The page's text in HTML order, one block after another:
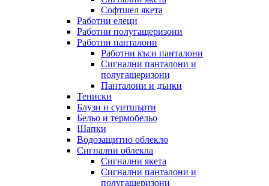
Софтшел якета
Работни елеци
Работни полугащеризони
Работни панталони
Работни къси панталони
Сигнални панталони и
полугащеризони
Панталони и дънки
Тениски
Блузи и суитшърти
Бельо и термобельо
Шапки
Водозащитно облекло
Сигнални облекла
Сигнални якета
Сигнални панталони и
полугащеризони